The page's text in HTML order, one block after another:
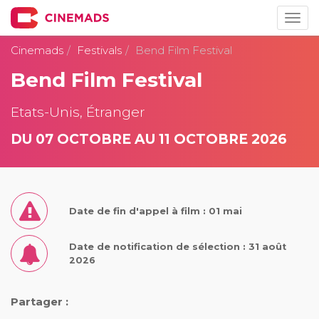
Cinemads
Festivals Bend Film Festival
Bend Film Festival
Etats-Unis, Étranger
DU 07 OCTOBRE AU 11 OCTOBRE 2026
Date de fin d'appel à film : 01 mai
Date de notification de sélection : 31 août
2026
Partager :